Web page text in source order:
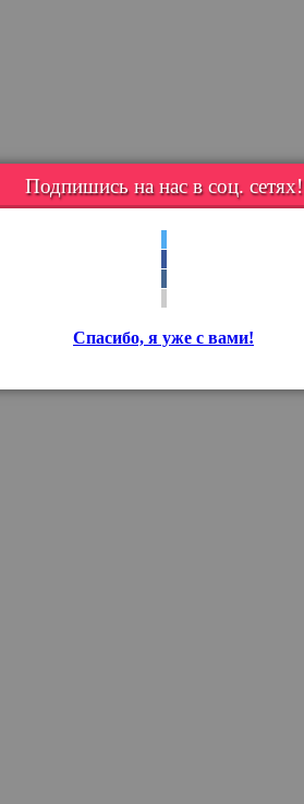
Подпишись на нас в соц. сетях!
Спасибо, я уже с вами!